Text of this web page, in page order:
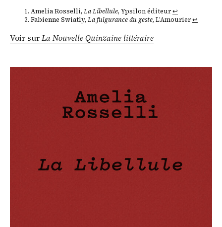
Amelia Rosselli, La Libellule, Ypsilon éditeur↩
Fabienne Swiatly, La fulgurance du geste, L’Amourier↩
Voir surLa Nouvelle Quinzaine littéraire